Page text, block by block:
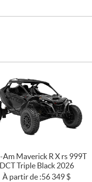
Am Maverick R X rs 999T
DCT Triple Black 2026
À partir de :56 349 $